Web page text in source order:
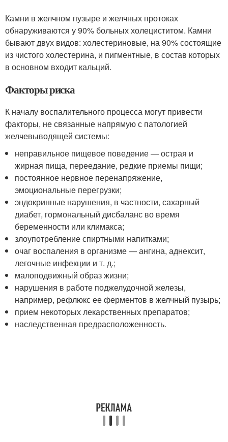
Камни в желчном пузыре и желчных протоках
обнаруживаются у 90% больных холециститом. Камни
бывают двух видов: холестериновые, на 90% состоящие
из чистого холестерина, и пигментные, в состав которых
в основном входит кальций.
Факторы риска
К началу воспалительного процесса могут привести
факторы, не связанные напрямую с патологией
желчевыводящей системы:
неправильное пищевое поведение — острая и
жирная пища, переедание, редкие приемы пищи;
постоянное нервное перенапряжение,
эмоциональные перегрузки;
эндокринные нарушения, в частности, сахарный
диабет, гормональный дисбаланс во время
беременности или климакса;
злоупотребление спиртными напитками;
очаг воспаления в организме — ангина, аднексит,
легочные инфекции и т. д.;
малоподвижный образ жизни;
нарушения в работе поджелудочной железы,
например, рефлюкс ее ферментов в желчный пузырь;
прием некоторых лекарственных препаратов;
наследственная предрасположенность.